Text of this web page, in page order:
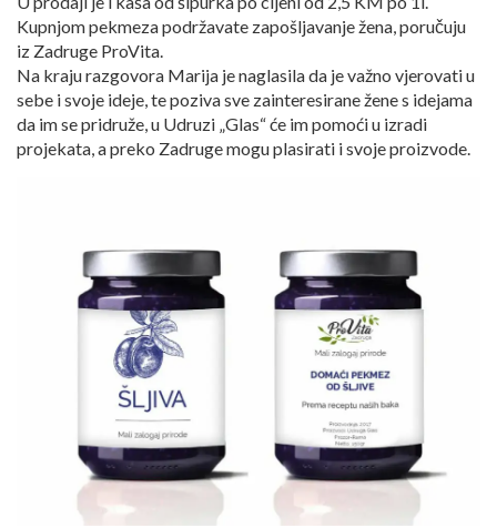
Kupnjom pekmeza podržavate zapošljavanje žena, poručuju
iz Zadruge ProVita.
Na kraju razgovora Marija je naglasila da je važno vjerovati u
sebe i svoje ideje, te poziva sve zainteresirane žene s idejama
da im se pridruže, u Udruzi „Glas“ će im pomoći u izradi
projekata, a preko Zadruge mogu plasirati i svoje proizvode.